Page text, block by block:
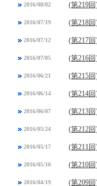
2016/08/02 (第219
2016/07/19 (第218
2016/07/12 (第217
2016/07/05 (第216
2016/06/21 (第215
2016/06/14 (第214
2016/06/07 (第213
2016/05/24 (第212
2016/05/17 (第211
2016/05/10 (第210
2016/04/19 (第209